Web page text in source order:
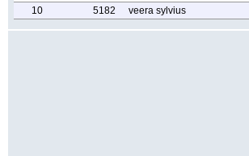
10
5182 veera sylvius